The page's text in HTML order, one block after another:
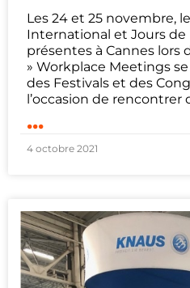
Les 24 et 25 novembre,
International et Jours
présentes à Cannes lors
» Workplace Meetings
des Festivals et des
l’occasion de rencontrer
...
4 octobre 2021